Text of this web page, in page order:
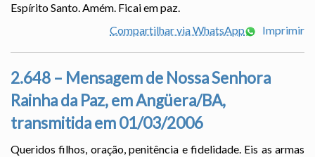
Espírito Santo. Amém. Ficai em paz.
Compartilhar via WhatsApp
Imprimir
2.648 – Mensagem de Nossa Senhora
Rainha da Paz, em Angüera/BA,
transmitida em 01/03/2006
Queridos filhos, oração, penitência e fidelidade. Eis as armas